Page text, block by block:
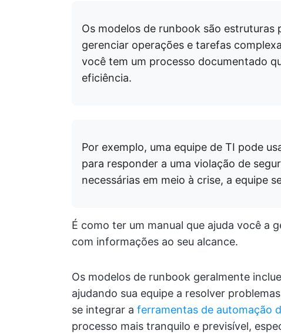
Os modelos de runbook são estruturas
gerenciar operações e tarefas
você tem um processo documentado
eficiência.
Por exemplo, uma equipe de TI pode
para responder a uma violação de
necessárias em meio à crise, a equipe
É como ter um manual que ajuda você a
com informações ao seu alcance.
Os modelos de runbook geralmente
ajudando sua equipe a resolver
se integrar a ferramentas de automação
processo mais tranquilo e previsível,